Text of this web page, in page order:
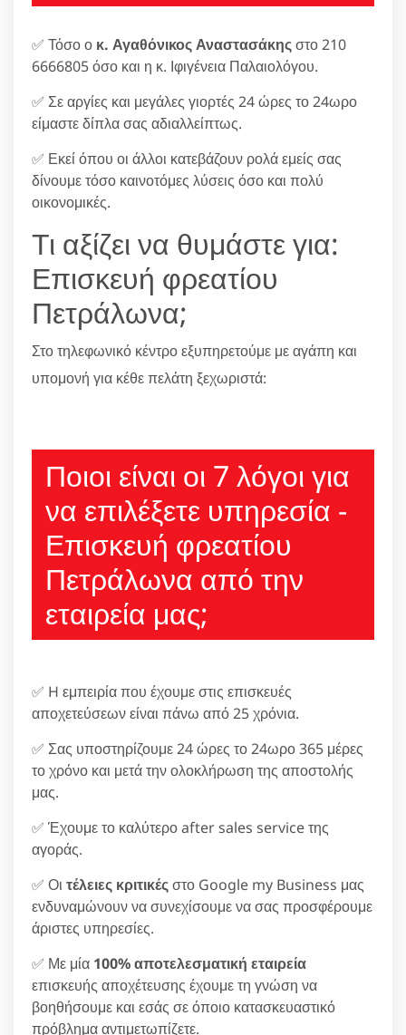
✅ Τόσο ο κ. Αγαθόνικος Αναστασάκηςστο 210
6666805 όσο και η κ. Ιφιγένεια Παλαιολόγου.
✅ Σε αργίες και μεγάλες γιορτές 24 ώρες το 24ωρο
είμαστε δίπλα σας αδιαλλείπτως.
✅ Εκεί όπου οι άλλοι κατεβάζουν ρολά εμείς σας
δίνουμε τόσο καινοτόμες λύσεις όσο και πολύ
οικονομικές.
Τι αξίζει να θυμάστε για:
Επισκευή φρεατίου
Πετράλωνα;
Στο τηλεφωνικό κέντρο εξυπηρετούμε με αγάπη και
υπομονή για κέθε πελάτη ξεχωριστά:
Ποιοι είναι οι 7 λόγοι για
να επιλέξετε υπηρεσία -
Επισκευή φρεατίου
Πετράλωνα από την
εταιρεία μας;
✅ H εμπειρία που έχουμε στις επισκευές
αποχετεύσεων είναι πάνω από 25 χρόνια.
✅ Σας υποστηρίζουμε 24 ώρες το 24ωρο 365 μέρες
το χρόνο και μετά την ολοκλήρωση της αποστολής
μας.
✅ Έχουμε το καλύτερο after sales service της
αγοράς.
✅ Οι τέλειες κριτικέςστο Google my Business μας
ενδυναμώνουν να συνεχίσουμε να σας προσφέρουμε
άριστες υπηρεσίες.
✅ Με μία 100% αποτελεσματική εταιρεία
επισκευής αποχέτευσης έχουμε τη γνώση να
βοηθήσουμε και εσάς σε όποιο κατασκευαστικό
πρόβλημα αντιμετωπίζετε.